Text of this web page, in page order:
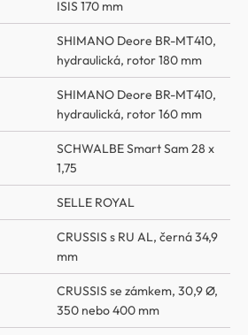
ISIS 170 mm
SHIMANO Deore BR-MT410,
hydraulická, rotor 180 mm
SHIMANO Deore BR-MT410,
hydraulická, rotor 160 mm
SCHWALBE Smart Sam 28 x
1,75
SELLE ROYAL
CRUSSIS s RU AL, černá 34,9
mm
CRUSSIS se zámkem, 30,9 Ø,
350 nebo 400 mm